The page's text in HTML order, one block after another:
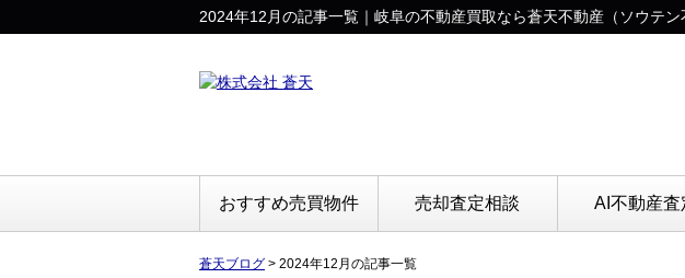
2024年12月の記事一覧｜岐阜の不動産買取なら蒼天不動産（ソウテ
おすすめ売買物件 売却査定相談 AI不動産査
蒼天ブログ > 2024年12月の記事一覧